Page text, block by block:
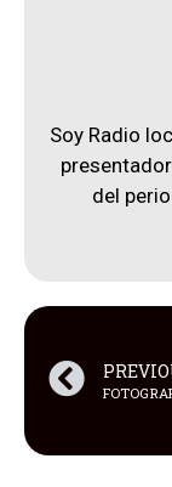
Soy Radio
del